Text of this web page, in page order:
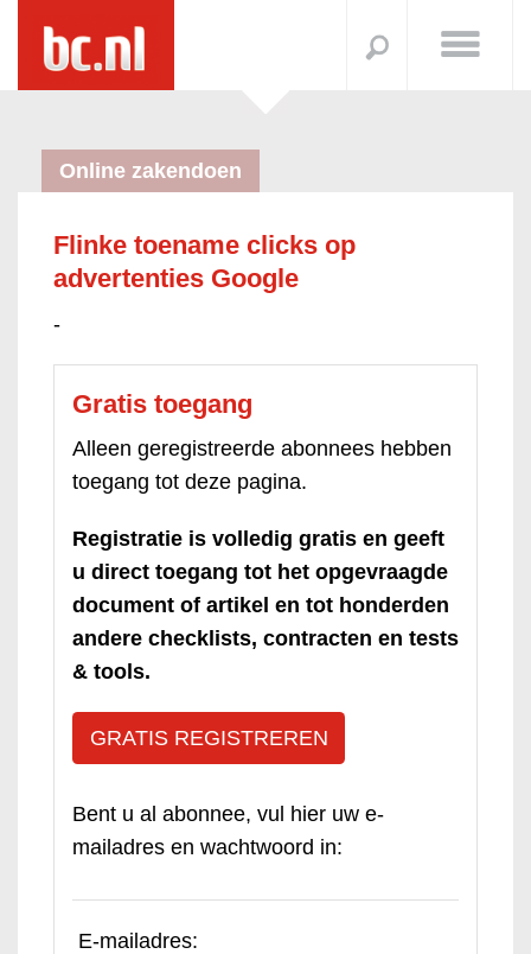
Online zakendoen
Flinke toename clicks op
advertenties Google
-
Gratis toegang
Alleen geregistreerde abonnees hebben
toegang tot deze pagina.
Registratie is volledig gratis en geeft
u direct toegang tot het opgevraagde
document of artikel en tot honderden
andere checklists, contracten en tests
& tools.
GRATIS REGISTREREN
Bent u al abonnee, vul hier uw e-
mailadres en wachtwoord in:
E-mailadres: